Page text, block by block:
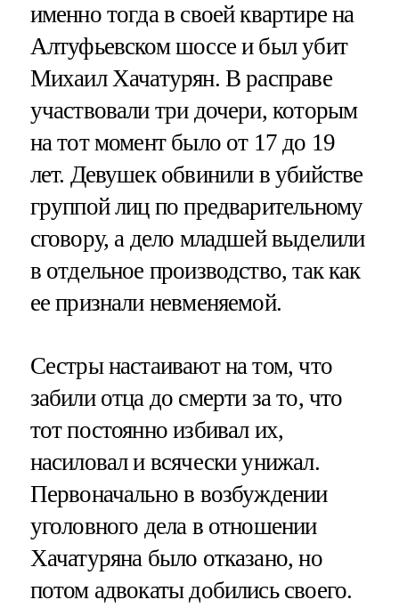
именно тогда в своей квартире на
Алтуфьевском шоссе и был убит
Михаил Хачатурян. В расправе
участвовали три дочери, которым
на тот момент было от 17 до 19
лет. Девушек обвинили в убийстве
группой лиц по предварительному
сговору, а дело младшей выделили
в отдельное производство, так как
ее признали невменяемой.
Сестры настаивают на том, что
забили отца до смерти за то, что
тот постоянно избивал их,
насиловал и всячески унижал.
Первоначально в возбуждении
уголовного дела в отношении
Хачатуряна было отказано, но
потом адвокаты добились своего.